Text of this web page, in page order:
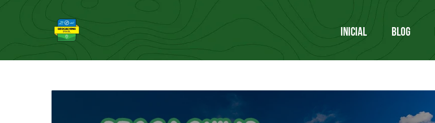
INICIAL BLOG